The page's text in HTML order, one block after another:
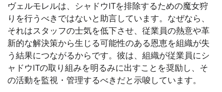
ヴェルモレルは、シャドウITを排除するための魔女狩
りを行うべきではないと助言しています。なぜなら、
それはスタッフの士気を低下させ、従業員の熱意や革
新的な解決策から生じる可能性のある恩恵を組織が失
う結果につながるからです。彼は、組織が従業員にシ
ャドウITの取り組みを明るみに出すことを奨励し、そ
の活動を監視・管理するべきだと示唆しています。